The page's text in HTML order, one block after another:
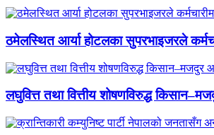
ठमेलस्थित आर्या होटलका सुपरभाइजरले
लघुवित्त तथा वित्तीय शोषणविरुद्ध